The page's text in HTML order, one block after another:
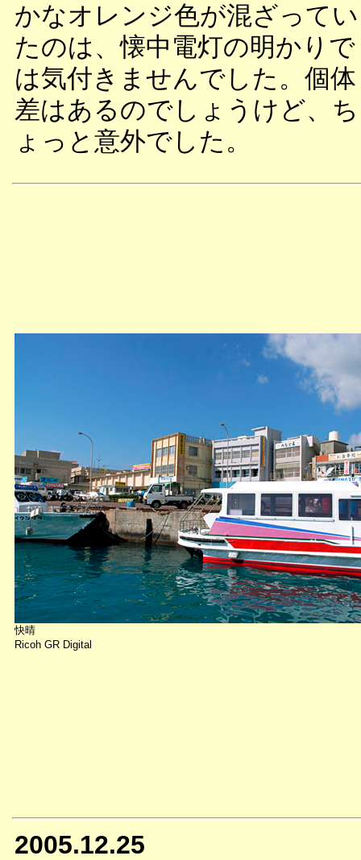
かなオレンジ色が混ざってい
たのは、懐中電灯の明かりで
は気付きませんでした。個体
差はあるのでしょうけど、ち
ょっと意外でした。
快晴
Ricoh GR Digital
2005.12.25